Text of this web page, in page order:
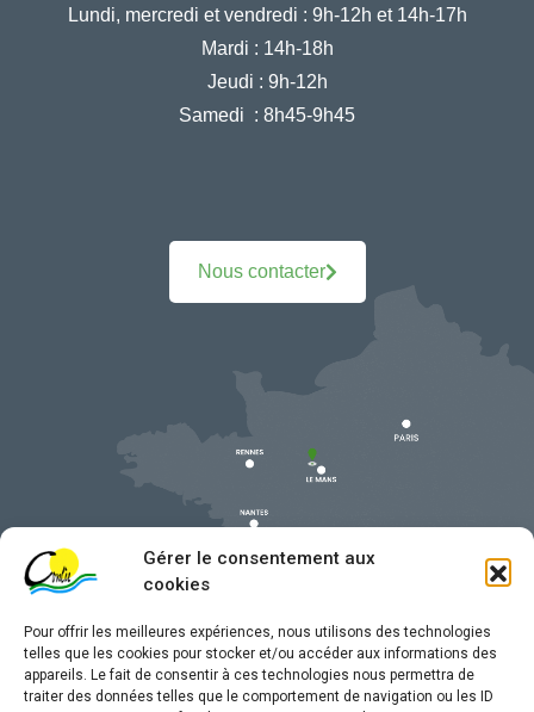
Gérer le consentement aux
cookies
Pour offrir les meilleures expériences, nous utilisons des technologies
telles que les cookies pour stocker et/ou accéder aux informations des
appareils. Le fait de consentir à ces technologies nous permettra de
traiter des données telles que le comportement de navigation ou les ID
Lundi, mercredi et vendredi : 9h-12h et 14h-17h
Mardi : 14h-18h
Jeudi : 9h-12h
Samedi : 8h45-9h45
Nous contacter